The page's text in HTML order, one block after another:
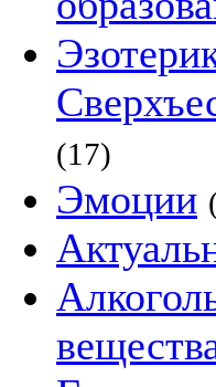
(17)
Эмоции